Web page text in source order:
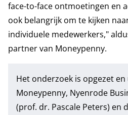
face-to-face ontmoetingen en
ook belangrijk om te kijken
individuele medewerkers,"
partner van Moneypenny.
Het onderzoek is opgezet
Moneypenny, Nyenrode
(prof. dr. Pascale Peters) en